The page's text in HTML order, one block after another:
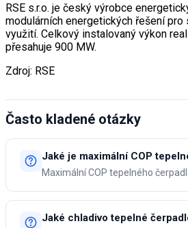
RSE s.r.o. je český výrobce
modulárních energetických řešení
využití. Celkový instalovaný výkon
přesahuje 900 MW.
Zdroj: RSE
Často kladené otázky
Jaké je maximální COP
Maximální COP tepelného
Jaké chladivo tepelné